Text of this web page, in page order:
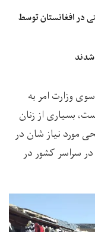
در افغانستان توسط
شدند
وزارت امر به
بسیاری از زنان
مورد نیاز شان در
در سراسر کشور در